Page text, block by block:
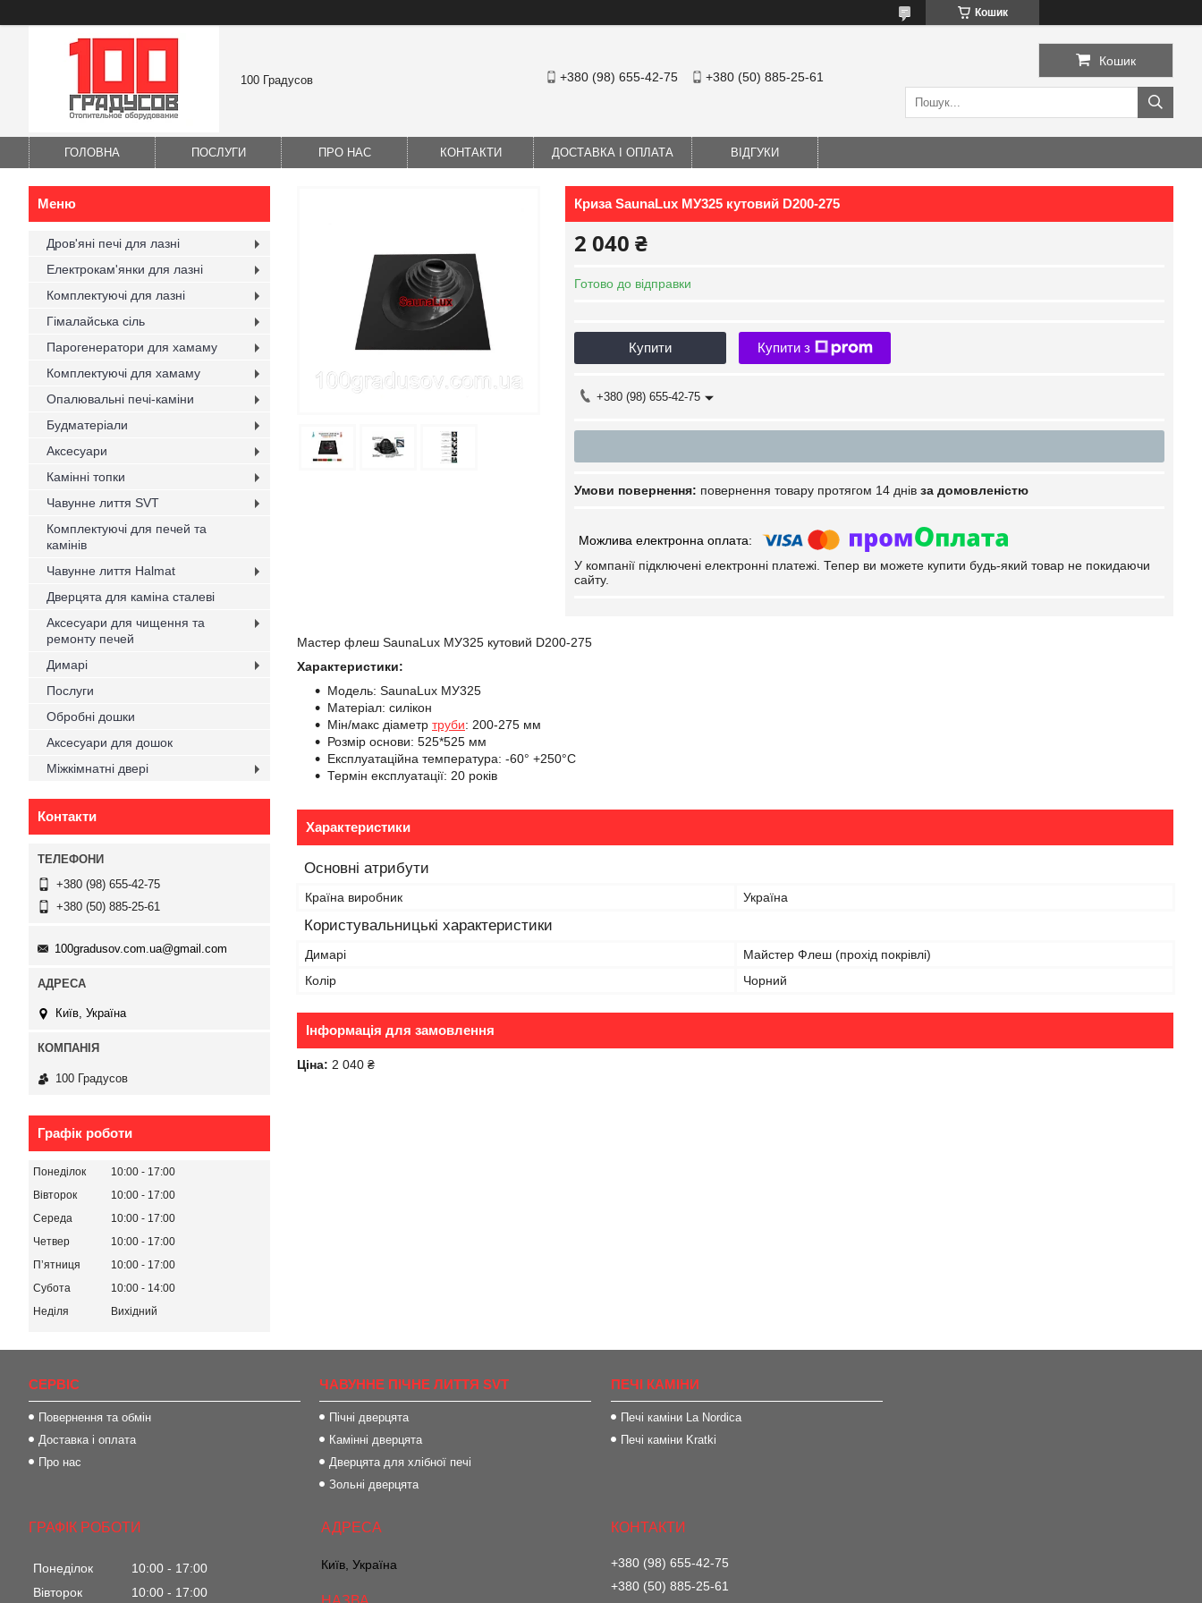
Кошик
100 Градусов +380 (98) 655-42-75 +380 (50) 885-25-61
Кошик
ГОЛОВНА ПОСЛУГИ ПРО НАС КОНТАКТИ ДОСТАВКА І ОПЛАТА ВІДГУКИ
Криза SaunaLux МУ325 кутовий D200-275
2 040 ₴
Готово до відправки
Купити Купити з
+380 (98) 655-42-75
повернення товару протягом 14 днів за домовленістю
У компанії підключені електронні платежі. Тепер ви можете купити будь-який товар не покидаючи
сайту.
Мастер флеш SaunaLux МУ325 кутовий D200-275
Характеристики:
Модель: SaunaLux МУ325
Матеріал: силікон
Мін/макс діаметр труби: 200-275 мм
Розмір основи: 525*525 мм
Експлуатаційна температура: -60° +250°С
Термін експлуатації: 20 років
Характеристики
Основні атрибути
Країна виробник Україна
Користувальницькі характеристики
Димарі
Майстер Флеш (прохід покрівлі)
Колір
Чорний
Інформація для замовлення
Ціна: 2 040 ₴
Дров'яні печі для лазні
Електрокам'янки для лазні
Комплектуючі для лазні
Гімалайська сіль
Парогенератори для хамаму
Комплектуючі для хамаму
Опалювальні печі-каміни
Будматеріали
Аксесуари
Камінні топки
Чавунне лиття SVT
Комплектуючі для печей та
камінів
Чавунне лиття Halmat
Дверцята для каміна сталеві
Аксесуари для чищення та
ремонту печей
Димарі
Послуги
Обробні дошки
Аксесуари для дошок
Міжкімнатні двері
Контакти
+380 (98) 655-42-75
+380 (50) 885-25-61
100gradusov.com.ua@gmail.com
Київ, Україна
100 Градусов
Графік роботи
Понеділок 10:00
17:00
Вівторок
10:00
17:00
Середа
10:00
17:00
Четвер
10:00
17:00
Пʼятниця
10:00
17:00
Субота
10:00
14:00
Неділя
Вихідний
СЕРВІС
Повернення та обмін
Доставка і оплата
Про нас
ЧАВУННЕ ПІЧНЕ ЛИТТЯ SVT
Пічні дверцята
Камінні дверцята
Дверцята для хлібної печі
Зольні дверцята
ПЕЧІ КАМІНИ
Печі каміни La Nordica
Печі каміни Kratki
ГРАФІК РОБОТИ
Понеділок 10:00
17:00
Вівторок
10:00 17:00
Київ, Україна
+380 (98) 655-42-75
+380 (50) 885-25-61